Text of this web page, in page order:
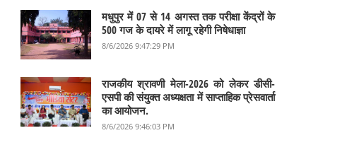
मधुपुर में 07 से 14 अगस्त तक परीक्षा केंद्रों के
500 गज के दायरे में लागू रहेगी निषेधाज्ञा
8/6/2026 9:47:29 PM
राजकीय श्रावणी मेला-2026 को लेकर डीसी-
एसपी की संयुक्त अध्यक्षता में साप्ताहिक प्रेसवार्ता
का आयोजन.
8/6/2026 9:46:03 PM